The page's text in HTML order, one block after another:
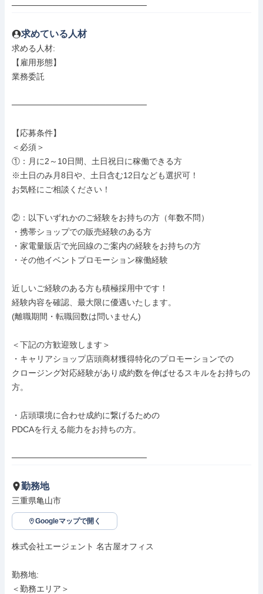
───────────────────────
求めている人材
求める人材:
【雇用形態】
業務委託
───────────────────────
【応募条件】
＜必須＞
①：月に2～10日間、土日祝日に稼働できる方
※土日のみ月8日や、土日含む12日なども選択可！
お気軽にご相談ください！
②：以下いずれかのご経験をお持ちの方（年数不問）
・携帯ショップでの販売経験のある方
・家電量販店で光回線のご案内の経験をお持ちの方
・その他イベントプロモーション稼働経験
近しいご経験のある方も積極採用中です！
経験内容を確認、最大限に優遇いたします。
(離職期間・転職回数は問いません)
＜下記の方歓迎致します＞
・キャリアショップ店頭商材獲得特化のプロモーションでの
クロージング対応経験があり成約数を伸ばせるスキルをお持ちの
方。
・店頭環境に合わせ成約に繋げるための
PDCAを行える能力をお持ちの方。
───────────────────────
勤務地
三重県亀山市
Googleマップで開く
株式会社エージェント 名古屋オフィス
勤務地:
＜勤務エリア＞